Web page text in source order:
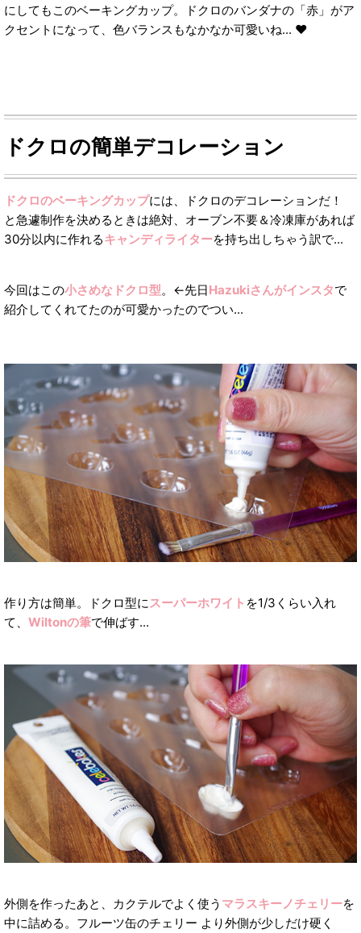
にしてもこのベーキングカップ。ドクロのバンダナの「赤」がア
クセントになって、色バランスもなかなか可愛いね... ❤︎
ドクロの簡単デコレーション
ドクロのベーキングカップには、ドクロのデコレーションだ！
と急遽制作を決めるときは絶対、オーブン不要＆冷凍庫があれば
30分以内に作れるキャンディライターを持ち出しちゃう訳で...
今回はこの小さめなドクロ型。←先日Hazukiさんがインスタで
紹介してくれてたのが可愛かったのでつい...
作り方は簡単。ドクロ型にスーパーホワイト を1/3くらい入れ
て、 Wiltonの筆で伸ばす...
外側を作ったあと、カクテルでよく使う マラスキーノチェリーを
中に詰める。フルーツ缶のチェリー より外側が少しだけ硬く